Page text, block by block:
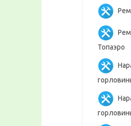
Топаэро